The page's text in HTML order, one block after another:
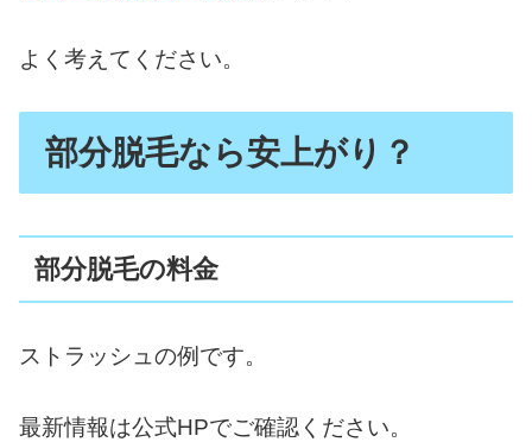
よく考えてください。
部分脱毛なら安上がり？
部分脱毛の料金
ストラッシュの例です。
最新情報は公式HPでご確認ください。